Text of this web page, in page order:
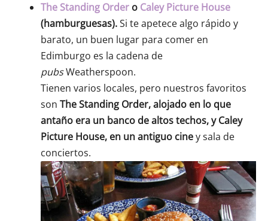
The Standing Order o Caley Picture House
(hamburguesas).Si te apetece algo rápido y
barato, un buen lugar para comer en
Edimburgo es la cadena de
pubsWeatherspoon.
Tienen varios locales, pero nuestros favoritos
son The Standing Order, alojado en lo que
antaño era un banco de altos techos, y Caley
Picture House, en un antiguo ciney sala de
conciertos.